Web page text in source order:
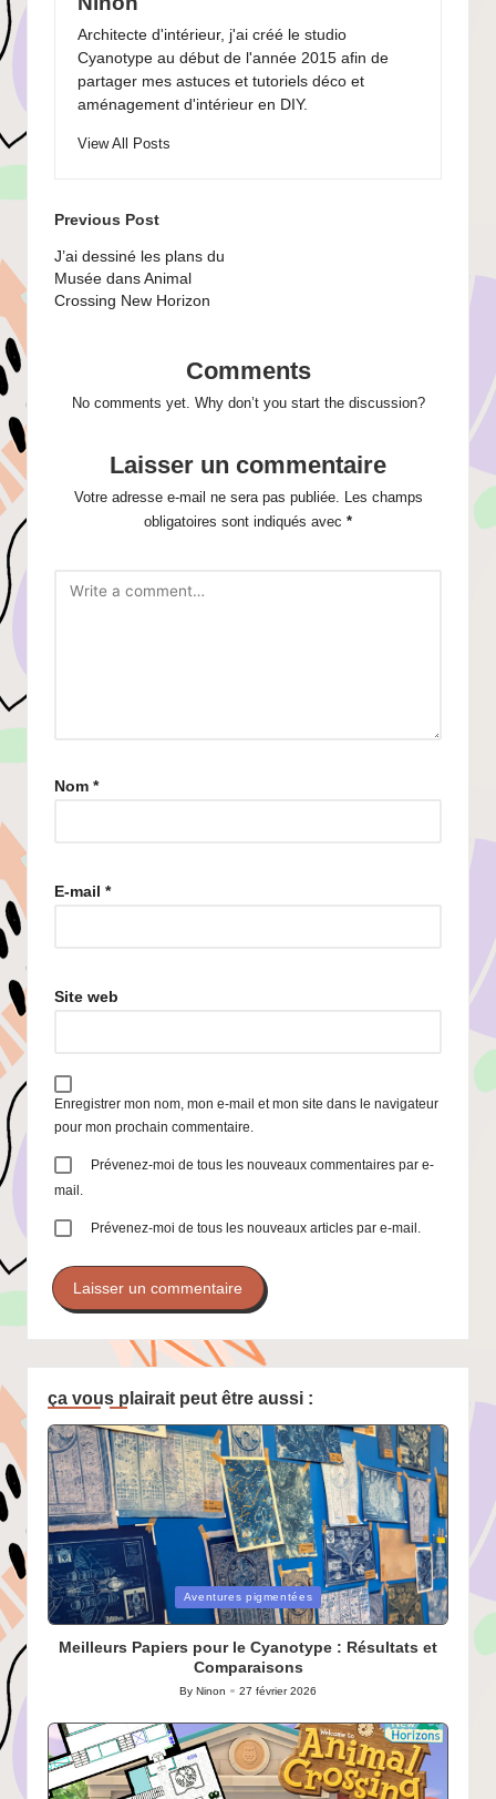
Architecte d'intérieur, j'ai créé le studio
Cyanotype au début de l'année 2015 afin de
partager mes astuces et tutoriels déco et
aménagement d'intérieur en DIY.
View All Posts
Post
navigation
Previous Post
J’ai dessiné les plans du
Musée dans Animal
Crossing New Horizon
Comments
No comments yet. Why don’t you start the discussion?
Laisser un commentaire
Votre adresse e-mail ne sera pas publiée. Les champs
obligatoires sont indiqués avec *
Nom *
E-mail *
Site web
Enregistrer mon nom, mon e-mail et mon site dans le navigateur
pour mon prochain commentaire.
Prévenez-moi de tous les nouveaux commentaires par e-
mail.
Prévenez-moi de tous les nouveaux articles par e-mail.
ça vous plairait peut être aussi :
Posted
Aventures pigmentées
Meilleurs Papiers pour le Cyanotype : Résultats et
Comparaisons
Posted
By Ninon 27 février 2026